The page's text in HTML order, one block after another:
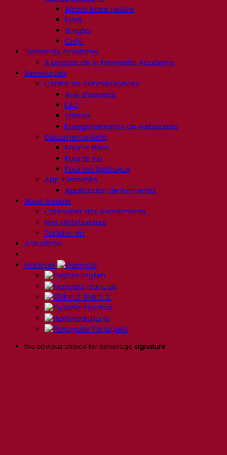
Alcool base neutre
Kvas
Sorgho
Café
Fermentis Academy
A propos de la Fermentis Academy
Ressources
Centre de connaissances
Avis d’experts
FAQ
Vidéos
Enregistrements de webinaires
Documentations
Pour la Bière
Pour le Vin
Pour les Spiritueux
App Fermentis
Application de Fermentis
Nous trouver
Calendrier des événements
Nos distributeurs
Parlons-en
Actualités
Français
English
Français
简体中文
Español
Italiano
Português
the obvious choice for beverage signature